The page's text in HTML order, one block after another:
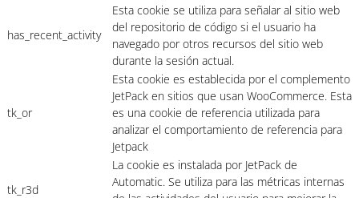
has_recent_activity
Esta cookie se utiliza para señalar al sitio web
del repositorio de código si el usuario ha
navegado por otros recursos del sitio web
durante la sesión actual.
tk_or
Esta cookie es establecida por el complemento
JetPack en sitios que usan WooCommerce. Esta
es una cookie de referencia utilizada para
analizar el comportamiento de referencia para
Jetpack
tk_r3d
La cookie es instalada por JetPack de
Automatic. Se utiliza para las métricas internas